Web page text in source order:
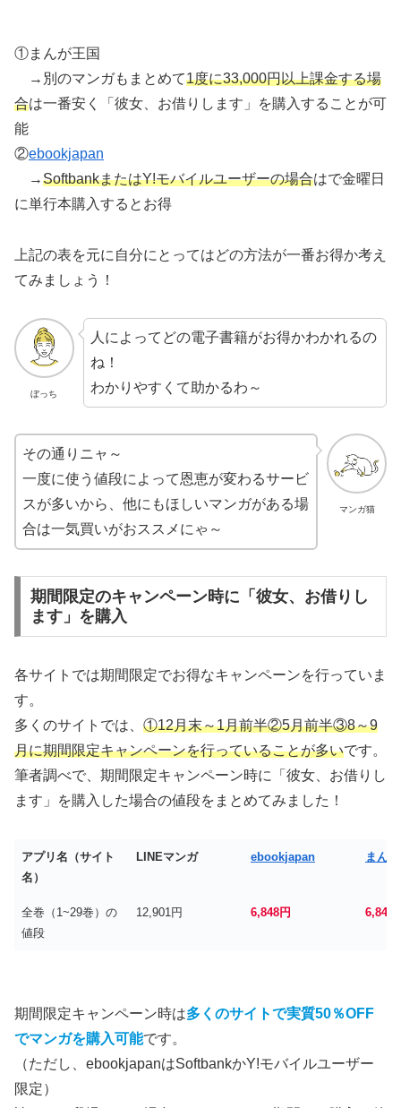
①まんが王国
→別のマンガもまとめて1度に33,000円以上課金する場
合は一番安く「彼女、お借りします」を購入することが可
能
②ebookjapan
→SoftbankまたはY!モバイルユーザーの場合はで金曜日
に単行本購入するとお得
上記の表を元に自分にとってはどの方法が一番お得か考え
てみましょう！
ぼっち
人によってどの電子書籍がお得かわかれるの
ね！
わかりやすくて助かるわ～
マンガ猫
その通りニャ～
一度に使う値段によって恩恵が変わるサービ
スが多いから、他にもほしいマンガがある場
合は一気買いがおススメにゃ～
期間限定のキャンペーン時に「彼女、お借りし
ます」を購入
各サイトでは期間限定でお得なキャンペーンを行っていま
す。
多くのサイトでは、 ①12月末～1月前半②5月前半③8～9
月に期間限定キャンペーンを行っていることが多いです。
筆者調べで、期間限定キャンペーン時に「彼女、お借りし
ます」を購入した場合の値段をまとめてみました！
アプリ名（サイト
名）
LINEマンガ ebookjapan まん
全巻（1~29巻）の
値段
12,901円 6,848円 6,848
期間限定キャンペーン時は多くのサイトで実質50％OFF
でマンガを購入可能です。
（ただし、ebookjapanはSoftbankかY!モバイルユーザー
限定）